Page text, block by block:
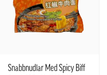
Snabbnudlar Med Spicy Biff